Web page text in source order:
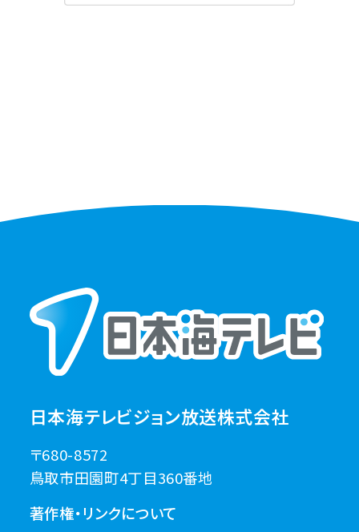
日本海テレビジョン放送株式会社
〒680-8572
鳥取市田園町4丁目360番地
著作権・リンクについて